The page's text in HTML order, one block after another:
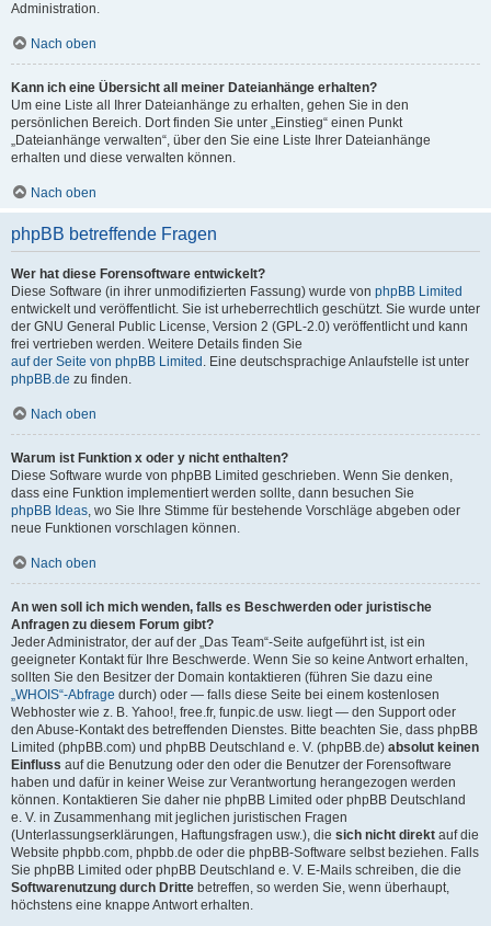
Administration.
Nach oben
Kann ich eine Übersicht all meiner Dateianhänge erhalten?
Um eine Liste all Ihrer Dateianhänge zu erhalten, gehen Sie in den
persönlichen Bereich. Dort finden Sie unter „Einstieg“ einen Punkt
„Dateianhänge verwalten“, über den Sie eine Liste Ihrer Dateianhänge
erhalten und diese verwalten können.
Nach oben
phpBB betreffende Fragen
Wer hat diese Forensoftware entwickelt?
Diese Software (in ihrer unmodifizierten Fassung) wurde von phpBB Limited
entwickelt und veröffentlicht. Sie ist urheberrechtlich geschützt. Sie wurde unter
der GNU General Public License, Version 2 (GPL-2.0) veröffentlicht und kann
frei vertrieben werden. Weitere Details finden Sie
auf der Seite von phpBB Limited . Eine deutschsprachige Anlaufstelle ist unter
phpBB.de zu finden.
Nach oben
Warum ist Funktion x oder y nicht enthalten?
Diese Software wurde von phpBB Limited geschrieben. Wenn Sie denken,
dass eine Funktion implementiert werden sollte, dann besuchen Sie
phpBB Ideas, wo Sie Ihre Stimme für bestehende Vorschläge abgeben oder
neue Funktionen vorschlagen können.
Nach oben
An wen soll ich mich wenden, falls es Beschwerden oder juristische
Anfragen zu diesem Forum gibt?
Jeder Administrator, der auf der „Das Team“-Seite aufgeführt ist, ist ein
geeigneter Kontakt für Ihre Beschwerde. Wenn Sie so keine Antwort erhalten,
sollten Sie den Besitzer der Domain kontaktieren (führen Sie dazu eine
„WHOIS“-Abfrage durch) oder — falls diese Seite bei einem kostenlosen
Webhoster wie z. B. Yahoo!, free.fr, funpic.de usw. liegt — den Support oder
den Abuse-Kontakt des betreffenden Dienstes. Bitte beachten Sie, dass phpBB
Limited (phpBB.com) und phpBB Deutschland e. V. (phpBB.de) absolut keinen
Einfluss auf die Benutzung oder den oder die Benutzer der Forensoftware
haben und dafür in keiner Weise zur Verantwortung herangezogen werden
können. Kontaktieren Sie daher nie phpBB Limited oder phpBB Deutschland
e. V. in Zusammenhang mit jeglichen juristischen Fragen
(Unterlassungserklärungen, Haftungsfragen usw.), die sich nicht direkt auf die
Website phpbb.com, phpbb.de oder die phpBB-Software selbst beziehen. Falls
Sie phpBB Limited oder phpBB Deutschland e. V. E-Mails schreiben, die die
Softwarenutzung durch Dritte betreffen, so werden Sie, wenn überhaupt,
höchstens eine knappe Antwort erhalten.